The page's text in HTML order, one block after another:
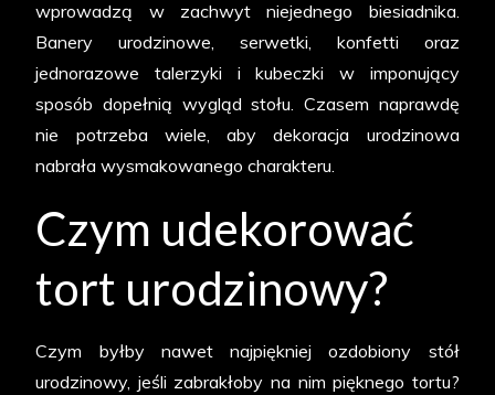
wprowadzą w zachwyt niejednego biesiadnika.
Banery urodzinowe, serwetki, konfetti oraz
jednorazowe talerzyki i kubeczki w imponujący
sposób dopełnią wygląd stołu. Czasem naprawdę
nie potrzeba wiele, aby dekoracja urodzinowa
nabrała wysmakowanego charakteru.
Czym udekorować
tort urodzinowy?
Czym byłby nawet najpiękniej ozdobiony stół
urodzinowy, jeśli zabrakłoby na nim pięknego tortu?